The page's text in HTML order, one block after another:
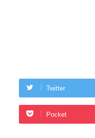
Twitter
Pocket